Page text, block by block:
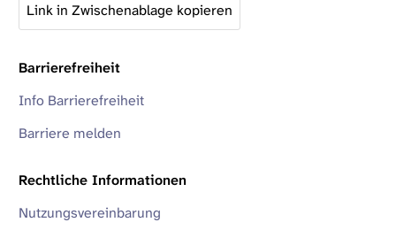
Link in Zwischenablage kopieren
Barrierefreiheit
Info Barrierefreiheit
Barriere melden
Rechtliche Informationen
Nutzungsvereinbarung